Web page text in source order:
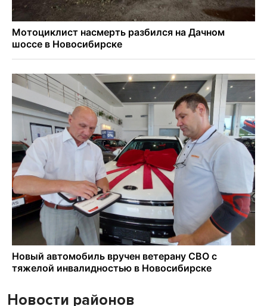
Новости районов